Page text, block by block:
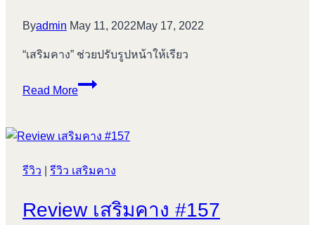
Byadmin May 11, 2022May 17, 2022
“เสริมคาง” ช่วยปรับรูปหน้าให้เรียว
Read More
“เสริม
ปรับ
หน้า
เรียว
รีวิว รีวิว เสริมคาง
Review เสริมคาง #157